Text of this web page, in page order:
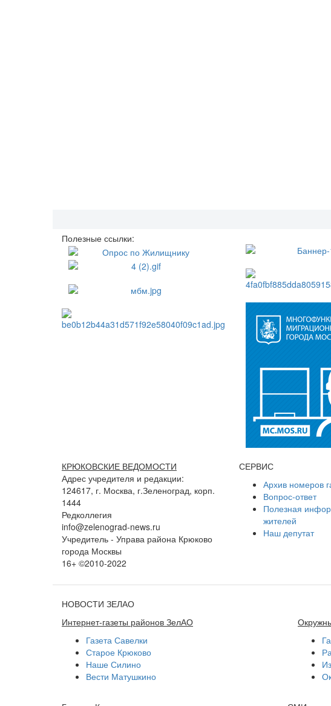
Полезные ссылки:
КРЮКОВСКИЕ ВЕДОМОСТИ
Адрес учредителя и редакции:
124617, г. Москва, г.Зеленоград, корп.
1444
Редколлегия
info@zelenograd-news.ru
Учредитель - Управа района Крюково
города Москвы
16+ ©2010-2022
СЕРВИС
Архив номеров
Вопрос-ответ
Полезная
жителей
Наш депутат
НОВОСТИ ЗЕЛАО
Интернет-газеты районов ЗелАО
Газета Савелки
Старое Крюково
Наше Силино
Вести Матушкино